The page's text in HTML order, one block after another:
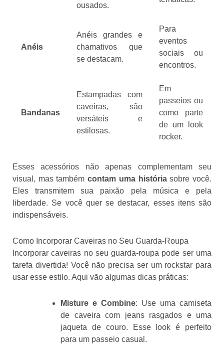
ousados.
Anéis
Anéis grandes e
chamativos que
se destacam.
Para
eventos
sociais ou
encontros.
Bandanas
Estampadas com
caveiras, são
versáteis e
estilosas.
Em
passeios ou
como parte
de um look
rocker.
Esses acessórios não apenas complementam seu
visual, mas tambémcontam uma históriasobre você.
Eles transmitem sua paixão pela música e pela
liberdade. Se você quer se destacar, esses itens são
indispensáveis.
Como Incorporar Caveiras no Seu Guarda-Roupa
Incorporar caveiras no seu guarda-roupa pode ser uma
tarefa divertida! Você não precisa ser um rockstar para
usar esse estilo. Aqui vão algumas dicas práticas:
Misture e Combine: Use uma camiseta
de caveira com jeans rasgados e uma
jaqueta de couro. Esse look é perfeito
para um passeio casual.